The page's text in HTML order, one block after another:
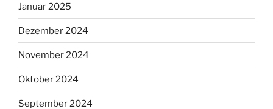
Januar 2025
Dezember 2024
November 2024
Oktober 2024
September 2024